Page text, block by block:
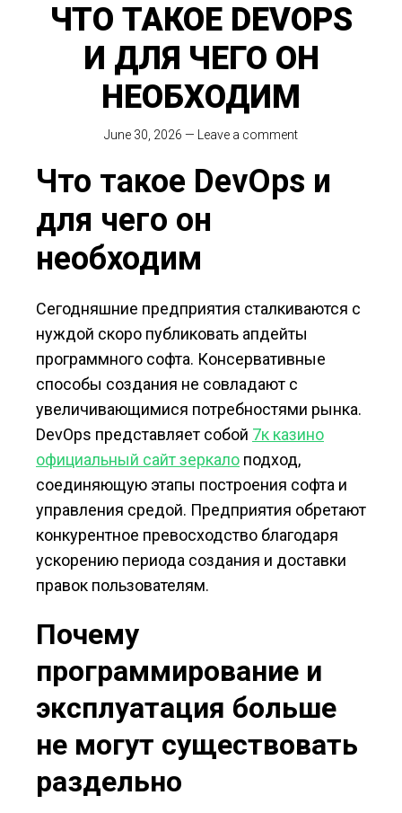
ЧТО ТАКОЕ DEVOPS
И ДЛЯ ЧЕГО ОН
НЕОБХОДИМ
June 30, 2026 — Leave a comment
Что такое DevOps и
для чего он
необходим
Сегодняшние предприятия сталкиваются с
нуждой скоро публиковать апдейты
программного софта. Консервативные
способы создания не совладают с
увеличивающимися потребностями рынка.
DevOps представляет собой 7к казино
официальный сайт зеркало подход,
соединяющую этапы построения софта и
управления средой. Предприятия обретают
конкурентное превосходство благодаря
ускорению периода создания и доставки
правок пользователям.
Почему
программирование и
эксплуатация больше
не могут существовать
раздельно